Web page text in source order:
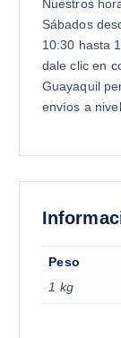
Nuestros
Sábados
10:30 hasta
dale clic en
Guayaquil
envíos a
Peso
1 kg